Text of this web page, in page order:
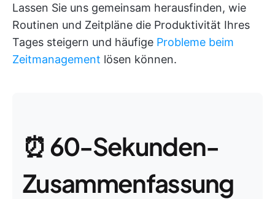
Lassen Sie uns gemeinsam herausfinden, wie
Routinen und Zeitpläne die Produktivität Ihres
Tages steigern und häufige Probleme beim
Zeitmanagement lösen können.
⏰ 60-Sekunden-
Zusammenfassung